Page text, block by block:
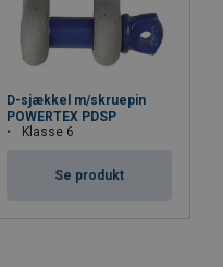
D-sjækkel m/skruepin
POWERTEX PDSP
Klasse 6
Se produkt